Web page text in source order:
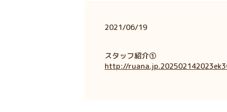
2021/06/19
スタッフ紹介①
http://